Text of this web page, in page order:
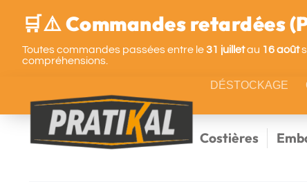
🛒⚠️ Commandes retardées
Toutes commandes passées entre le31 juilletau 16 août
compréhensions.
DÉSTOCKAGE
Costières